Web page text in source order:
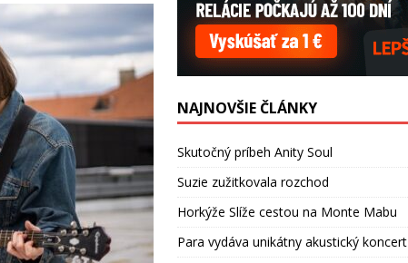
NAJNOVŠIE ČLÁNKY
Skutočný príbeh Anity Soul
Suzie zužitkovala rozchod
Horkýže Slíže cestou na Monte Mabu
Para vydáva unikátny akustický koncert